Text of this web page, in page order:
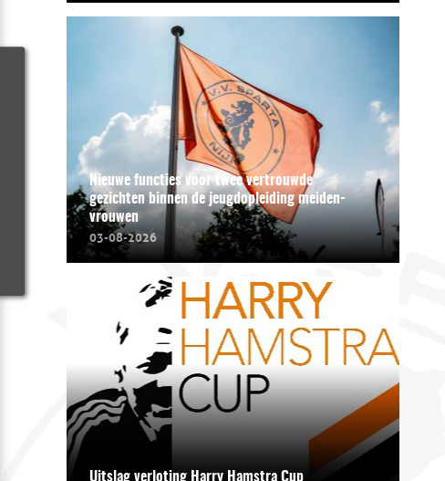
Nieuwe functies voor twee vertrouwde
gezichten binnen de jeugdopleiding meiden-
vrouwen
03-08-2026
Uitslag verloting Harry Hamstra Cup